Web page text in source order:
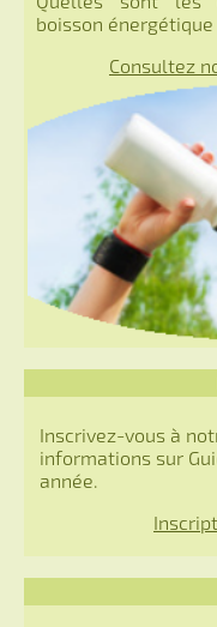
boisson énergétique
Consultez
Inscrivez-vous à
informations sur
année.